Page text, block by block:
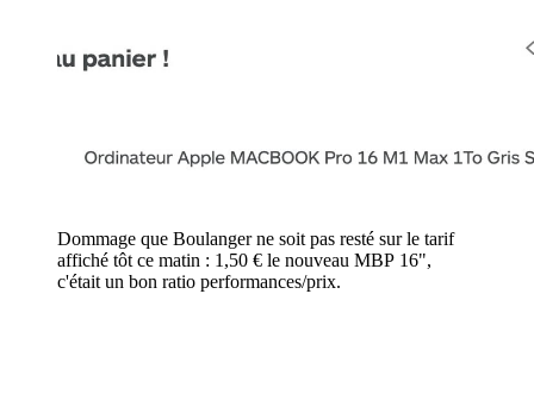
Dommage que Boulanger ne soit pas resté sur le tarif
affiché tôt ce matin : 1,50 € le nouveau MBP 16",
c'était un bon ratio performances/prix.